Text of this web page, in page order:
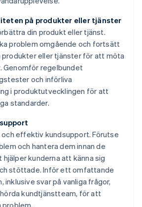
på produkter eller tjänster
din produkt eller tjänst.
problem omgående och fortsätt
produkter eller tjänster för att möta
Genomför regelbundet
och införliva
i produktutvecklingen för att
standarder.
och effektiv kundsupport. Förutse
och hantera dem innan de
hjälper kunderna att känna sig
stöttade. Inför ett omfattande
svar på vanliga frågor,
kundtjänstteam, för att